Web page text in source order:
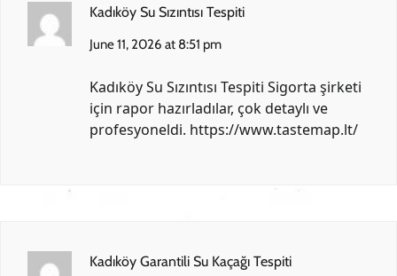
Kadıköy Su Sızıntısı Tespiti
June 11, 2026 at 8:51 pm
Kadıköy Su Sızıntısı Tespiti Sigorta şirketi
için rapor hazırladılar, çok detaylı ve
profesyoneldi. https://www.tastemap.lt/
Kadıköy Garantili Su Kaçağı Tespiti